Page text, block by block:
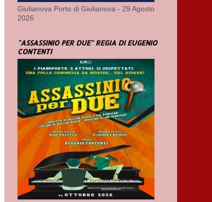
Giulianova Porto di Giulianova - 29 Agosto
2026
"ASSASSINIO PER DUE" REGIA DI EUGENIO
CONTENTI